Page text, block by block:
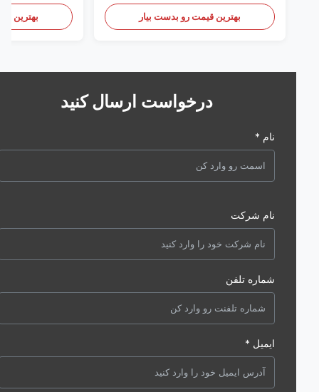
بهترین قیمت رو بدست بیار بهترین قیمت
درخواست ارسال کنید
نام شرکت
شماره تلفن
ایمیل *